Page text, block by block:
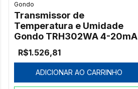
Gondo
Transmissor de
Temperatura e Umidade
Gondo TRH302WA 4-20mA
R$1.526,81
ADICIONAR AO CARRINHO